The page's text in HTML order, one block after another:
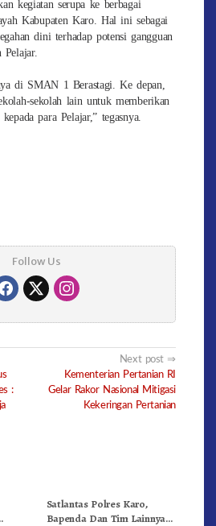
kegiatan serupa ke berbagai
Kabupaten Karo. Hal ini sebagai
dini terhadap potensi gangguan
di SMAN 1 Berastagi. Ke depan,
sekolah lain untuk memberikan
para Pelajar,” tegasnya.
Follow Us
:
Next post
Kementerian Pertanian RI
Gelar Rakor Nasional Mitigasi
Kekeringan Pertanian
Satlantas Polres Karo,
Bapenda Dan Tim Lainnya